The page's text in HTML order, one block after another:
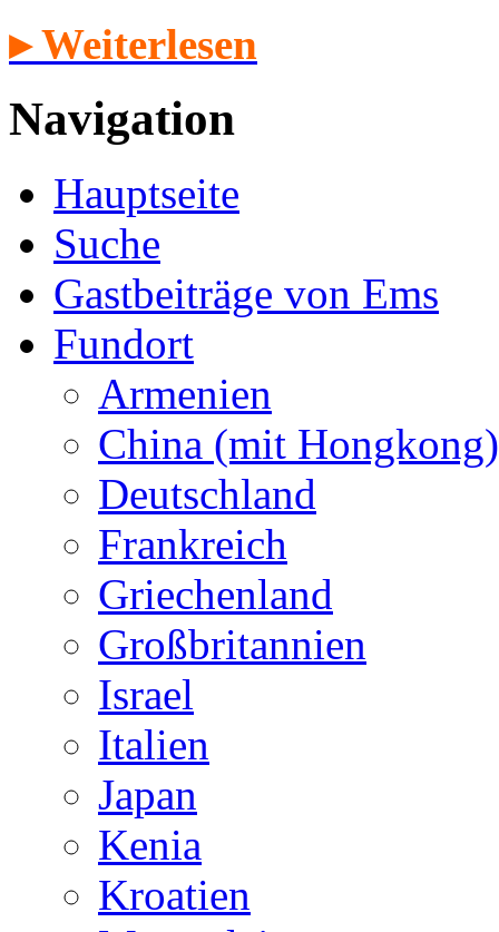
▸ Weiterlesen
Navigation
Hauptseite
Suche
Gastbeiträge von Ems
Fundort
Armenien
China (mit Hongkong)
Deutschland
Frankreich
Griechenland
Großbritannien
Israel
Italien
Japan
Kenia
Kroatien